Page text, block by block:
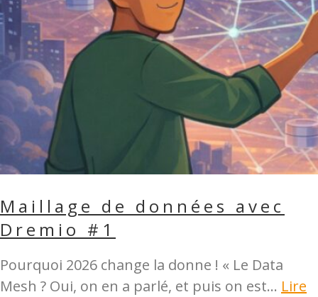
Maillage de données avec
Dremio #1
Pourquoi 2026 change la donne ! « Le Data
Mesh ? Oui, on en a parlé, et puis on est... Lire